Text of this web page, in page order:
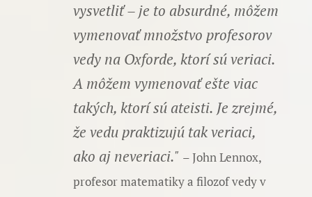
vysvetliť – je to absurdné, môžem
vymenovať množstvo profesorov
vedy na Oxforde, ktorí sú veriaci.
A môžem vymenovať ešte viac
takých, ktorí sú ateisti. Je zrejmé,
že vedu praktizujú tak veriaci,
ako aj neveriaci." – John Lennox,
profesor matematiky a filozof vedy v